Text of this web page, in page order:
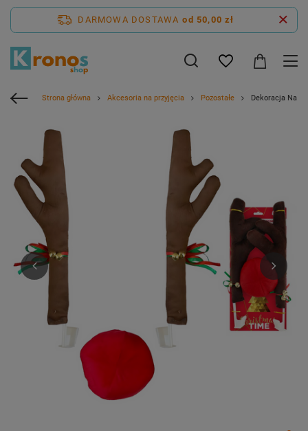
DARMOWA DOSTAWA od 50,00 zł
Strona główna Akcesoria na przyjęcia Pozostałe Dekoracja Na